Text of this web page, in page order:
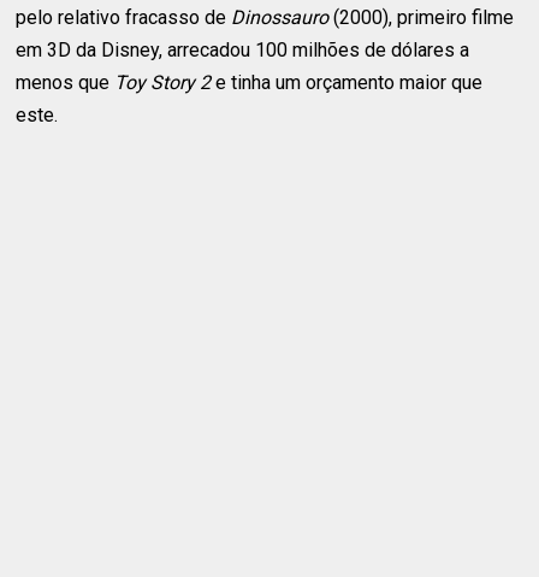
pelo relativo fracasso de Dinossauro(2000), primeiro filme
em 3D da Disney, arrecadou 100 milhões de dólares a
menos que Toy Story 2e tinha um orçamento maior que
este.